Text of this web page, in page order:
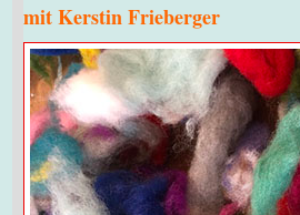
mit Kerstin Frieberger